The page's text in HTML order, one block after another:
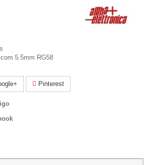
5.5mm RG58
Pinterest